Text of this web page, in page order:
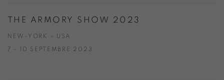
THE ARMORY SHOW 2023
NEW-YORK - USA
7 - 10 SEPTEMBRE 2023